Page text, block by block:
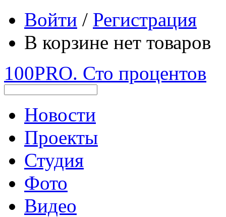
Войти / Регистрация
В корзине нет товаров
100PRO. Сто процентов
Новости
Проекты
Студия
Фото
Видео